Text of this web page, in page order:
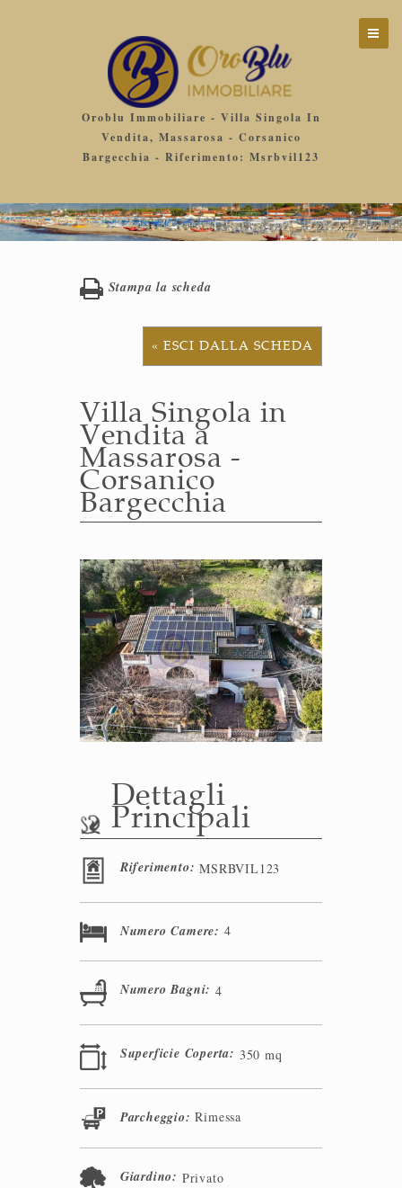
Oroblu Immobiliare - Villa Singola In
Vendita, Massarosa - Corsanico
Bargecchia - Riferimento: Msrbvil123
Stampa la scheda
« ESCI DALLA SCHEDA
Villa Singola in
Vendita a
Massarosa -
Corsanico
Bargecchia
Dettagli
Principali
Riferimento: MSRBVIL123
Numero Camere: 4
Numero Bagni: 4
Superficie Coperta: 350 mq
Parcheggio: Rimessa
Giardino: Privato